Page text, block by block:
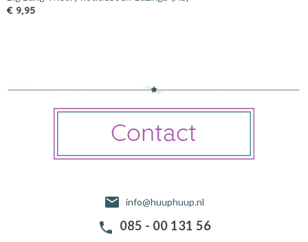
€ 9,95
info@huuphuup.nl
085 - 00 131 56